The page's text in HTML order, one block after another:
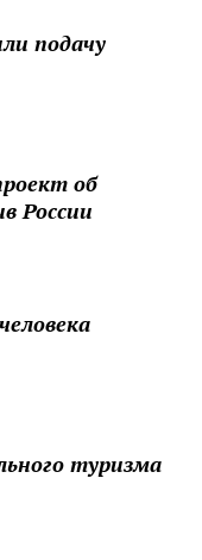
подачу
об
России
туризма